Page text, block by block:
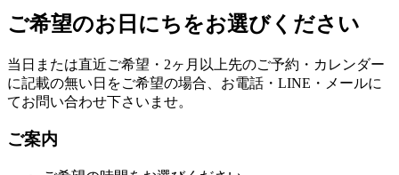
ご希望のお日にちをお選びください
当日または直近ご希望・2ヶ月以上先のご予約・カレンダー
に記載の無い日をご希望の場合、お電話・LINE・メールに
てお問い合わせ下さいませ。
ご案内